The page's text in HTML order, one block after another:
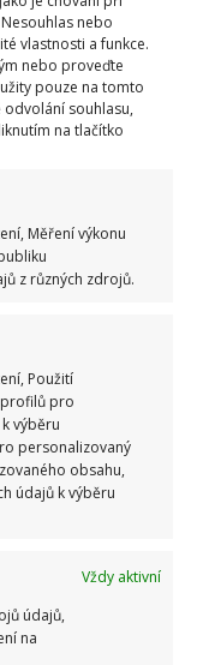
nebo
vlastnosti a funkce.
nebo proveďte
pouze na tomto
odvolání souhlasu,
na tlačítko
Měření výkonu
z různých zdrojů.
Použití
profilů pro
výběru
personalizovaný
obsahu,
údajů k výběru
Vždy aktivní
údajů,
na
a lokaci
realitě za
ukáže, kdo má
získat 10 z 10